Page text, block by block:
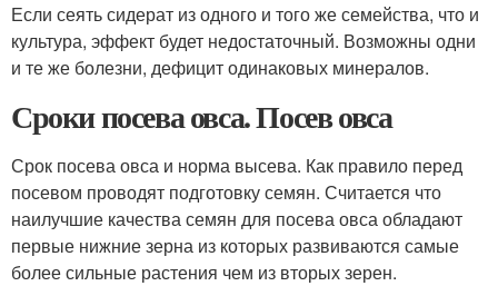
Если сеять сидерат из одного и того же семейства, что и
культура, эффект будет недостаточный. Возможны одни
и те же болезни, дефицит одинаковых минералов.
Сроки посева овса. Посев овса
Срок посева овса и норма высева. Как правило перед
посевом проводят подготовку семян. Считается что
наилучшие качества семян для посева овса обладают
первые нижние зерна из которых развиваются самые
более сильные растения чем из вторых зерен.